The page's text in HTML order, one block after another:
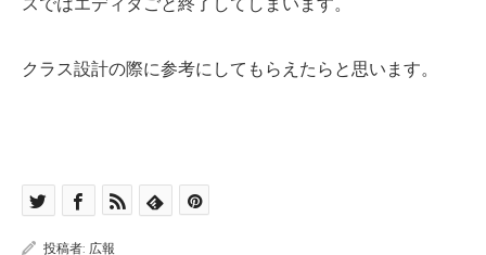
クラス設計の際に参考にしてもらえたらと思います。
投稿者: 広報